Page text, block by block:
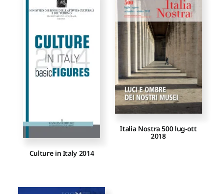
Culture in Italy 2014
Italia Nostra 500 lug-ott
2018